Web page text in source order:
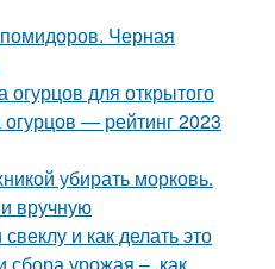
Черная
для открытого
— рейтинг 2023
убирать морковь.
вручную
и как делать это